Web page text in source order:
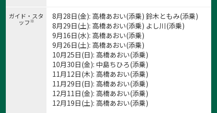
ガイド・スタ
ッフ※
8月28日(金): 高橋あおい(添乗) 鈴木ともみ(添乗)
8月29日(土): 高橋あおい(添乗) よし川(添乗)
9月16日(水): 高橋あおい(添乗)
9月26日(土): 高橋あおい(添乗)
10月25日(日): 高橋あおい(添乗)
10月30日(金): 中島ちひろ(添乗)
11月12日(木): 高橋あおい(添乗)
11月29日(日): 高橋あおい(添乗)
12月11日(金): 高橋あおい(添乗)
12月19日(土): 高橋あおい(添乗)